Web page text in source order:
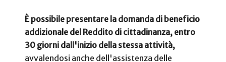
È possibile presentare la domanda di beneficio
addizionale del Reddito di cittadinanza, entro
30 giorni dall'inizio della stessa attività,
avvalendosi anche dell'assistenza delle